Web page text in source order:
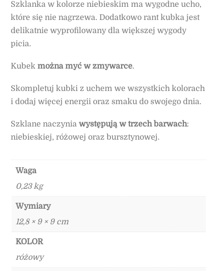
Szklanka w kolorze niebieskim ma wygodne ucho,
które się nie nagrzewa. Dodatkowo rant kubka jest
delikatnie wyprofilowany dla większej wygody
picia.
Kubekmożna myć w zmywarce.
Skompletuj kubki z uchem we wszystkich kolorach
i dodaj więcej energii oraz smaku do swojego dnia.
Szklane naczyniawystępują w trzech barwach:
niebieskiej, różowej oraz bursztynowej.
Waga
0,23 kg
Wymiary
12,8 × 9 × 9 cm
KOLOR
różowy